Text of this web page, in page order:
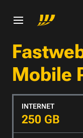
Mobile
INTERNET
250 GB